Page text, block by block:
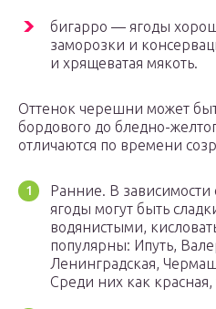
бигарро — ягоды
заморозки и
и хрящеватая мякоть.
Оттенок черешни может
бордового до бледно-
отличаются по времени
Ранние. В зависимости
ягоды могут быть
водянистыми,
популярны: Ипуть,
Ленинградская,
Среди них как красная,